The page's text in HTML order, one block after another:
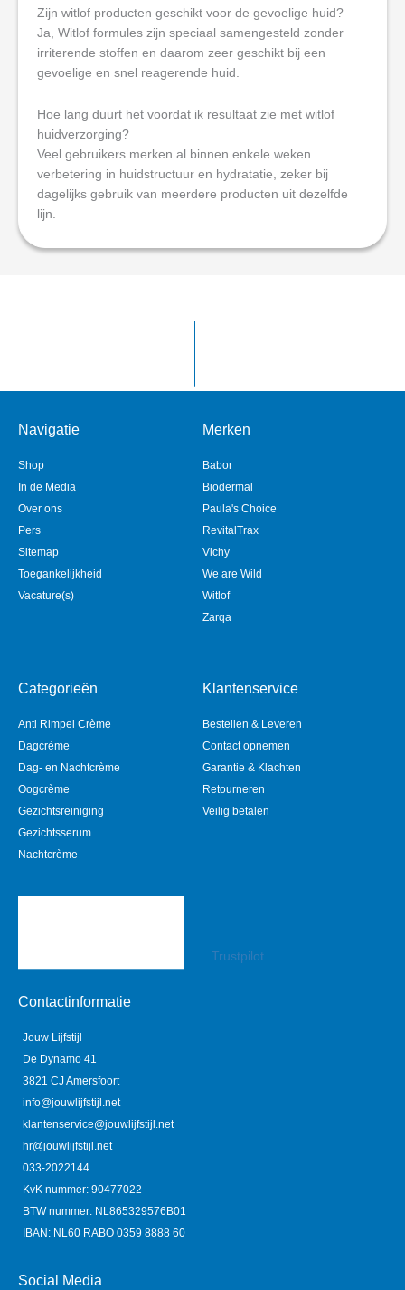
Zijn witlof producten geschikt voor de gevoelige huid?
Ja, Witlof formules zijn speciaal samengesteld zonder
irriterende stoffen en daarom zeer geschikt bij een
gevoelige en snel reagerende huid.
Hoe lang duurt het voordat ik resultaat zie met witlof
huidverzorging?
Veel gebruikers merken al binnen enkele weken
verbetering in huidstructuur en hydratatie, zeker bij
dagelijks gebruik van meerdere producten uit dezelfde
lijn.
Navigatie
Shop
In de Media
Over ons
Pers
Sitemap
Toegankelijkheid
Vacature(s)
Merken
Babor
Biodermal
Paula's Choice
RevitalTrax
Vichy
We are Wild
Witlof
Zarqa
Categorieën
Anti Rimpel Crème
Dagcrème
Dag- en Nachtcrème
Oogcrème
Gezichtsreiniging
Gezichtsserum
Nachtcrème
Klantenservice
Bestellen & Leveren
Contact opnemen
Garantie & Klachten
Retourneren
Veilig betalen
Trustpilot
Contactinformatie
Jouw Lijfstijl
De Dynamo 41
3821 CJ Amersfoort
info@jouwlijfstijl.net
klantenservice@jouwlijfstijl.net
hr@jouwlijfstijl.net
033-2022144
KvK nummer: 90477022
BTW nummer: NL865329576B01
IBAN: NL60 RABO 0359 8888 60
Social Media